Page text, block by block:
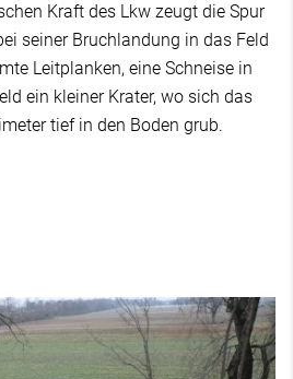
Kraft des Lkw zeugt die Spur
seiner Bruchlandung in das Feld
Leitplanken, eine Schneise in
ein kleiner Krater, wo sich das
tief in den Boden grub.